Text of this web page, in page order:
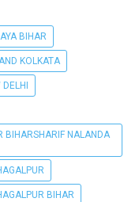
BIHAR
KOLKATA
BIHARSHARIF NALANDA
BIHAR